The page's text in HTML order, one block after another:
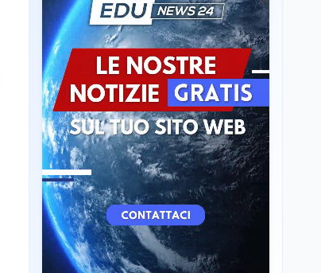
premier Meloni attesa a
Bari il 4 settembre per
celebrare il governo più
longevo dell’Italia
repubblicana
Cultura7 ago
Ravenna, il settembre
dantesco nel 705°
anniversario della morte
del Sommo Poeta
Cultura 7 ago
Franca Ghitti a Santa
Giulia: il quarto capitolo
dei Palcoscenici